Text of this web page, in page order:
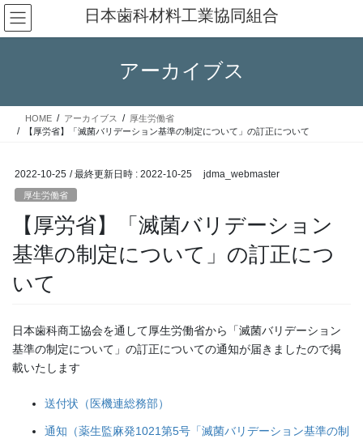
コ
ン
テ
ス
ナ
ビ
ゲ
ン
日本歯科材料工業協同組合
アーカイブス
HOME アーカイブス
厚生労働省
【厚労省】「滅菌バリデーション基準の制定について」の訂正について
2022-10-25 / 最終更新日時 : 2022-10-25 jdma_webmaster
厚生労働省
【厚労省】「滅菌バリデーション
基準の制定について」の訂正につ
いて
日本歯科商工協会を通して厚生労働省から「滅菌バリデーション
基準の制定について」の訂正についての通知が届きましたので掲
載いたします
送付状（医機連総務部）
通知（薬生監麻発1021第5号「滅菌バリデーション基準の制